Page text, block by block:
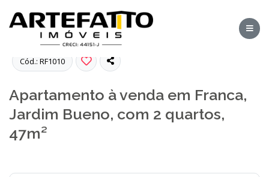
Cód.: RF1010
Apartamento à venda em Franca,
Jardim Bueno, com 2 quartos,
47m²